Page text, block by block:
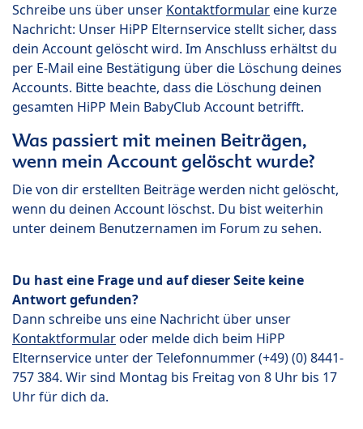
Schreibe uns über unser Kontaktformulareine kurze
Nachricht: Unser HiPP Elternservice stellt sicher, dass
dein Account gelöscht wird. Im Anschluss erhältst du
per E-Mail eine Bestätigung über die Löschung deines
Accounts. Bitte beachte, dass die Löschung deinen
gesamten HiPP Mein BabyClub Account betrifft.
Was passiert mit meinen Beiträgen,
wenn mein Account gelöscht wurde?
Die von dir erstellten Beiträge werden nicht gelöscht,
wenn du deinen Account löschst. Du bist weiterhin
unter deinem Benutzernamen im Forum zu sehen.
Du hast eine Frage und auf dieser Seite keine
Antwort gefunden?
Dann schreibe uns eine Nachricht über unser
Kontaktformularoder melde dich beim HiPP
Elternservice unter der Telefonnummer (+49) (0) 8441-
757 384. Wir sind Montag bis Freitag von 8 Uhr bis 17
Uhr für dich da.